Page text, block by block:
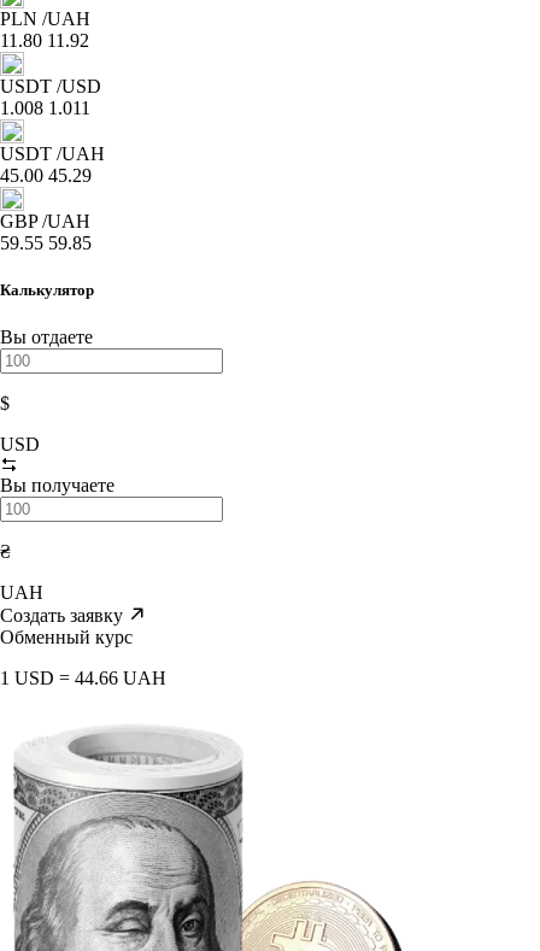
PLN /UAH
11.80 11.92
USDT /USD
1.008 1.011
USDT /UAH
45.00 45.29
GBP /UAH
59.55 59.85
Калькулятор
Вы отдаете
$
USD
Вы получаете
₴
UAH
Создать заявку
Обменный курс
1 USD = 44.66 UAH